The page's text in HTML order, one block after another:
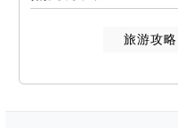
旅游攻略